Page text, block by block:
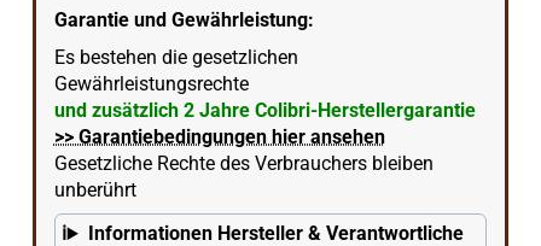
Garantie und Gewährleistung:
Es bestehen die gesetzlichen
Gewährleistungsrechte
und zusätzlich 2 Jahre Colibri-Herstellergarantie
>> Garantiebedingungen hier ansehen
Gesetzliche Rechte des Verbrauchers bleiben
unberührt
Informationen Hersteller & Verantwortliche